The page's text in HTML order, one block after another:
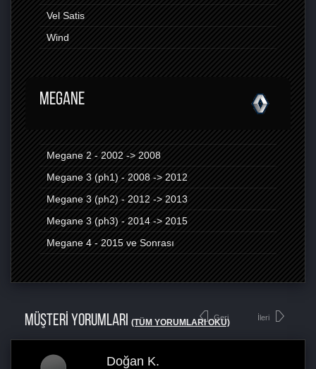
Vel Satis
Wind
MEGANE
Megane 2 - 2002 -> 2008
Megane 3 (ph1) - 2008 -> 2012
Megane 3 (ph2) - 2012 -> 2013
Megane 3 (ph3) - 2014 -> 2015
Megane 4 - 2015 ve Sonrası
MÜŞTERİ YORUMLARI (TÜM YORUMLARI OKU)
Geri
Doğan K.
İleri